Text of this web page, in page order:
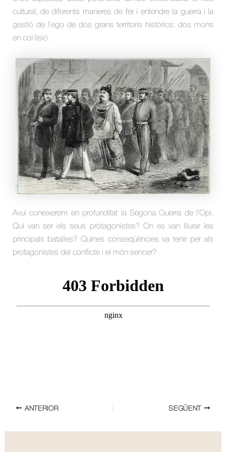
cultural, de diferents maneres de fer i entendre la guerra i la
gestió de l’ego de dos grans territoris històrics: dos mons
en col·lisió.
Avui coneixerem en profunditat la Segona Guerra de l’Opi.
Qui van ser els seus protagonistes? On es van lliurar les
principals batalles? Quines conseqüències va tenir per als
protagonistes del conflicte i el món sencer?
ANTERIOR SEGÜENT